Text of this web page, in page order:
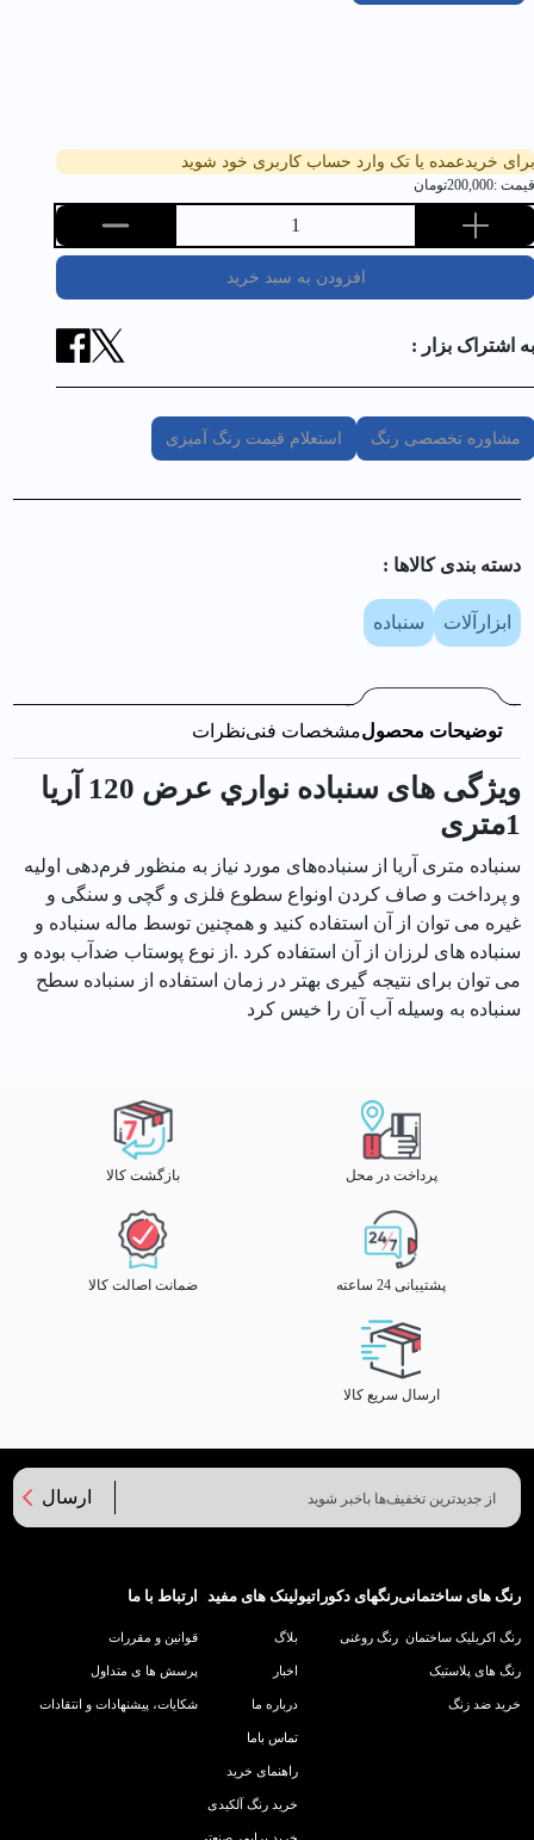
برای خریدعمده یا تک وارد حساب کاربری خود شوید
قیمت :200,000تومان
1
افزودن به سبد خرید
به اشتراک بزار :
مشاوره تخصصی رنگ استعلام قیمت رنگ آمیزی
دسته بندی کالا‌ها :
ابزارآلات سنباده
توضیحات محصولمشخصات فنینظرات
ویژگی های سنباده نواري عرض 120 آریا
1متری
سنباده متری آریا از سنباده‌های مورد نیاز به منظور فرم‌دهی اولیه
و پرداخت و صاف کردن اونواع سطوع فلزی و گچی و سنگی و
غیره می توان از آن استفاده کنید و همچنین توسط ماله سنباده و
سنباده های لرزان از آن استفاده کرد .از نوع پوستاب ضدآب بوده و
می توان برای نتیجه گیری بهتر در زمان استفاده از سنباده سطح
سنباده به وسیله آب آن را خیس کرد
پرداخت در محل بازگشت کالا
پشتیبانی 24 ساعته ضمانت اصالت کالا
ارسال سریع کالا
ارسال
رنگ های ساختمانی
رنگ اکریلیک ساختمان
رنگ های پلاستیک
خرید ضد زنگ
رنگهای دکوراتیو
رنگ روغنی
لینک های مفید
بلاگ
اخبار
درباره ما
تماس باما
راهنمای خرید
خرید رنگ آلکیدی
ارتباط با ما
قوانین و مقررات
پرسش ها ی متداول
شکایات، پیشنهادات و انتقادات